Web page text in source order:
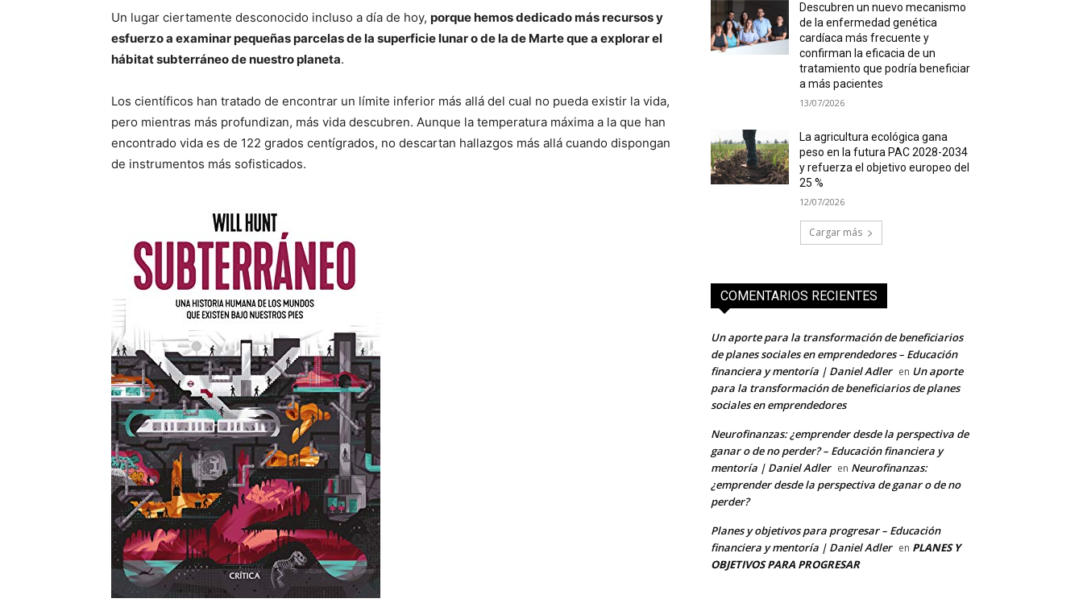
Un lugar ciertamente desconocido incluso a día de hoy, porque hemos dedicado más recursos y
esfuerzo a examinar pequeñas parcelas de la superficie lunar o de la de Marte que a explorar el
hábitat subterráneo de nuestro planeta.
Los científicos han tratado de encontrar un límite inferior más allá del cual no pueda existir la vida,
pero mientras más profundizan, más vida descubren. Aunque la temperatura máxima a la que han
encontrado vida es de 122 grados centígrados, no descartan hallazgos más allá cuando dispongan
de instrumentos más sofisticados.
Descubren un nuevo mecanismo
de la enfermedad genética
cardíaca más frecuente y
confirman la eficacia de un
tratamiento que podría beneficiar
a más pacientes
13/07/2026
La agricultura ecológica gana
peso en la futura PAC 2028-2034
y refuerza el objetivo europeo del
25 %
12/07/2026
Cargar más
COMENTARIOS RECIENTES
Un aporte para la transformación de beneficiarios
de planes sociales en emprendedores – Educación
financiera y mentoría | Daniel Adler en Un aporte
para la transformación de beneficiarios de planes
sociales en emprendedores
Neurofinanzas: ¿emprender desde la perspectiva de
ganar o de no perder? – Educación financiera y
mentoría | Daniel Adler en Neurofinanzas:
¿emprender desde la perspectiva de ganar o de no
perder?
Planes y objetivos para progresar – Educación
financiera y mentoría | Daniel Adler en PLANES Y
OBJETIVOS PARA PROGRESAR